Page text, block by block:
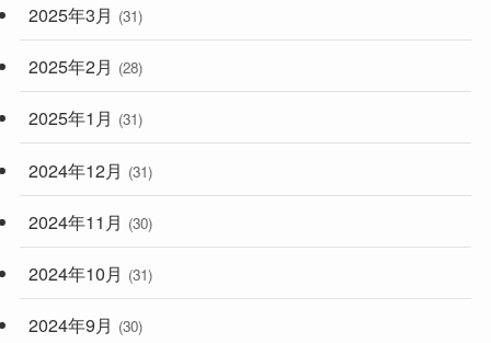
2025年3月 (31)
2025年2月 (28)
2025年1月 (31)
2024年12月 (31)
2024年11月 (30)
2024年10月 (31)
2024年9月 (30)